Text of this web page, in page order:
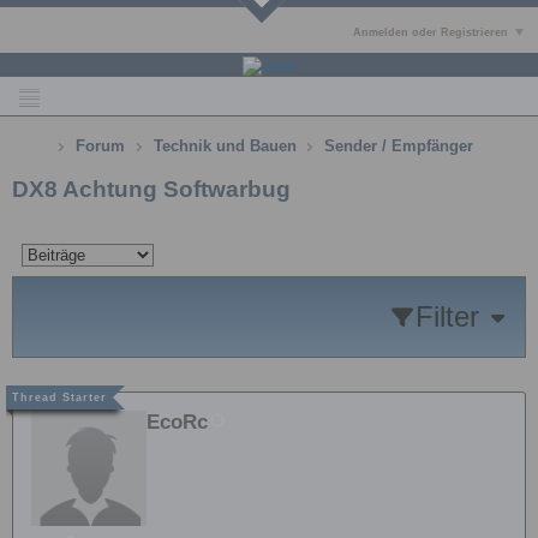
Anmelden oder Registrieren
Forum Technik und Bauen Sender / Empfänger
DX8 Achtung Softwarbug
Filter
EcoRc